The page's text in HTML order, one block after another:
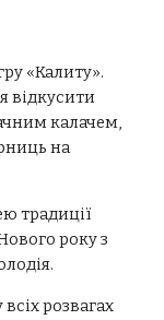
«Калиту».
відкусити
калачем,
на
традиції
року з
розвагах